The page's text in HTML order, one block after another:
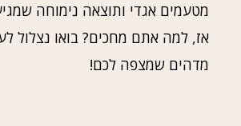
מטעמים אגדי ותוצאה נימוחה
אז, למה אתם מחכים? בואו נצלול
מדהים שמצפה לכם!